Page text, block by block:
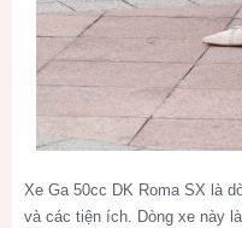
Xe Ga 50cc DK Roma SX là
và các tiện ích. Dòng xe này